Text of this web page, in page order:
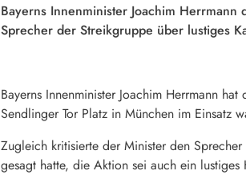
Bayerns Innenminister Joachim
Sprecher der Streikgruppe über lustiges
Bayerns Innenminister Joachim Herrmann
Sendlinger Tor Platz in München im Einsatz
Zugleich kritisierte der Minister den
gesagt hatte, die Aktion sei auch ein